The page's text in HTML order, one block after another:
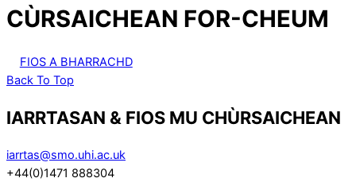
CÙRSAICHEAN FOR-CHEUM
FIOS A BHARRACHD
Back To Top
IARRTASAN & FIOS MU CHÙRSAICHEAN
iarrtas@smo.uhi.ac.uk
+44(0)1471 888304